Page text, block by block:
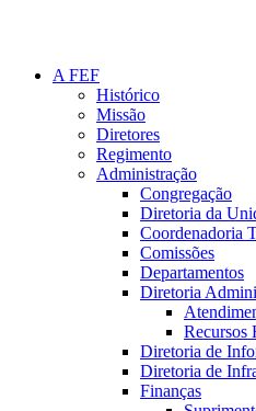
A FEF
Histórico
Missão
Diretores
Regimento
Administração
Congregação
Diretoria da
Coordenadoria
Comissões
Departamentos
Diretoria
Recursos
Diretoria de
Diretoria de
Finanças